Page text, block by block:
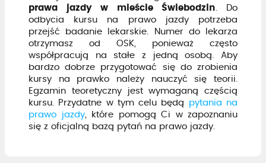
prawa jazdy w mieście Świebodzin . Do
odbycia kursu na prawo jazdy potrzeba
przejść badanie lekarskie. Numer do lekarza
otrzymasz od OSK, ponieważ często
współpracują na stałe z jedną osobą. Aby
bardzo dobrze przygotować się do zrobienia
kursy na prawko należy nauczyć się teorii.
Egzamin teoretyczny jest wymaganą częścią
kursu. Przydatne w tym celu będą pytania na
prawo jazdy, które pomogą Ci w zapoznaniu
się z oficjalną bazą pytań na prawo jazdy.